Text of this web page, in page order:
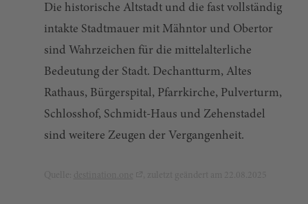
Die historische Altstadt und die fast vollständig
intakte Stadtmauer mit Mähntor und Obertor
sind Wahrzeichen für die mittelalterliche
Bedeutung der Stadt. Dechantturm, Altes
Rathaus, Bürgerspital, Pfarrkirche, Pulverturm,
Schlosshof, Schmidt-Haus und Zehenstadel
sind weitere Zeugen der Vergangenheit.